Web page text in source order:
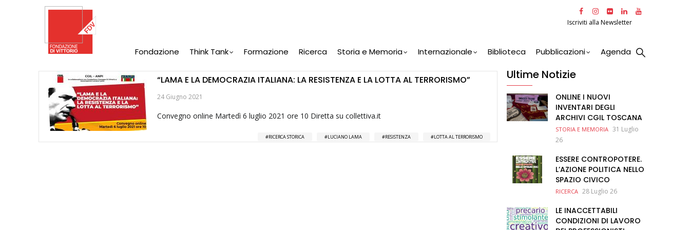
Iscriviti alla Newsletter
Navigation
Fondazione Think Tank Formazione Ricerca Storia e Memoria Internazionale Biblioteca Pubblicazioni Agenda
“LAMA E LA DEMOCRAZIA ITALIANA: LA RESISTENZA E LA LOTTA AL TERRORISMO”
24 Giugno 2021
Convegno online Martedì 6 luglio 2021 ore 10 Diretta su collettiva.it
RICERCA STORICA LUCIANO LAMA RESISTENZA LOTTA AL TERRORISMO
Ultime Notizie
ONLINE I NUOVI
INVENTARI DEGLI
ARCHIVI CGIL TOSCANA
STORIA E MEMORIA 31 Luglio
26
ESSERE CONTROPOTERE.
L’AZIONE POLITICA NELLO
SPAZIO CIVICO
RICERCA 28 Luglio 26
LE INACCETTABILI
CONDIZIONI DI LAVORO